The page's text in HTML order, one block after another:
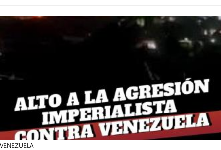
VENEZUELA